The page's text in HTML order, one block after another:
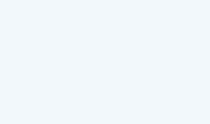
の治療や手術のために入院を勧めて
介護しているので、すぐには入院で
さんも増えてきています。実際に、
ないので、入院先に連れていきた
さんもいらっしゃるといいます。周
ないと願いつつも、がんの診断など
策が見つからず、混乱されて申し出